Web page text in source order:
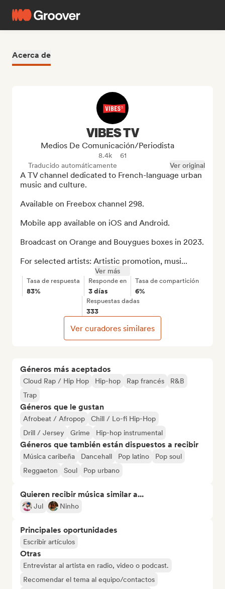
Acerca de
Géneros más aceptados
Cloud Rap / Hip Hop Hip-hop Rap francés
R&B
Trap
Géneros que le gustan
Afrobeat / Afropop
Chill / Lo-fi Hip-Hop
Drill / Jersey
Grime Hip-hop instrumental
Géneros que también están dispuestos a recibir
Música caribeña Dancehall Pop latino
Pop soul
Reggaeton
Soul Pop urbano
Quieren recibir música similar a...
Jul Ninho
Principales oportunidades
Escribir artículos
Otras
Entrevistar al artista en radio, video o podcast.
Recomendar el tema al equipo/contactos
VIBES TV
Medios De Comunicación/Periodista
8.4k
61
Traducido automáticamente
Ver original
A TV channel dedicated to French-language urban
music and culture.
Available on Freebox channel 298.
Mobile app available on iOS and Android.
Broadcast on Orange and Bouygues boxes in 2023.
For selected artists: Artistic promotion, musi...
Ver más
Tasa de respuesta
83%
Responde en
3 días
Tasa de compartición
6%
Respuestas dadas
333
Ver curadores similares